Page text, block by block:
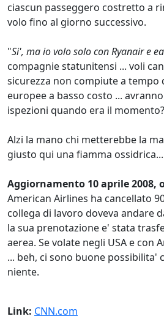
ciascun passeggero costretto a
volo fino al giorno successivo.
"Si', ma io volo solo con Ryanair e
compagnie statunitensi ... voli
sicurezza non compiute a tempo
europee a basso costo ...
ispezioni quando era il momento?
Alzi la mano chi metterebbe la
giusto qui una fiamma ossidrica...
Aggiornamento 10 aprile 2008,
American Airlines ha cancellato
collega di lavoro doveva andare
la sua prenotazione e' stata
aerea. Se volate negli USA e con
... beh, ci sono buone possibilita'
niente.
Link: CNN.com